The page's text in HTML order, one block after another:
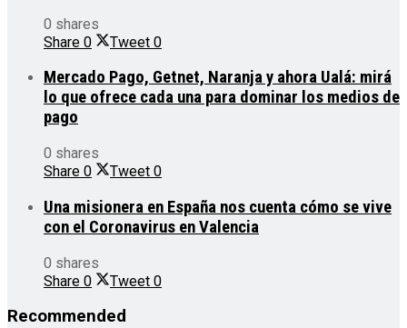
0 shares
Share 0 Tweet 0
Mercado Pago, Getnet, Naranja y ahora Ualá: mirá
lo que ofrece cada una para dominar los medios de
pago
0 shares
Share 0 Tweet 0
Una misionera en España nos cuenta cómo se vive
con el Coronavirus en Valencia
0 shares
Share 0 Tweet 0
Recommended